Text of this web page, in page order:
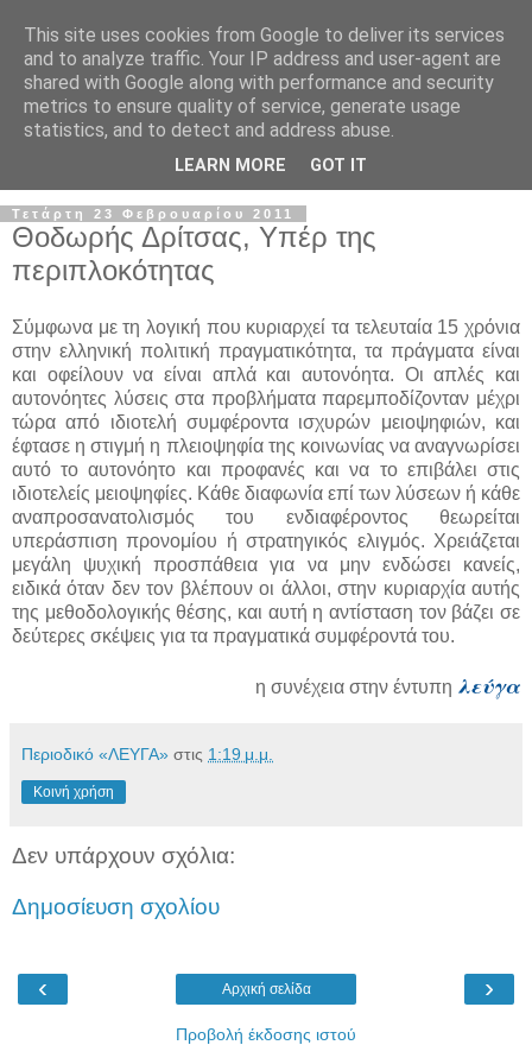
Τετάρτη 23 Φεβρουαρίου 2011
Θοδωρής Δρίτσας, Υπέρ της
περιπλοκότητας
Σύμφωνα με τη λογική που κυριαρχεί τα τελευταία 15 χρόνια
στην ελληνική πολιτική πραγματικότητα, τα πράγματα είναι
και οφείλουν να είναι απλά και αυτονόητα. Οι απλές και
αυτονόητες λύσεις στα προβλήματα παρεμποδίζονταν μέχρι
τώρα από ιδιοτελή συμφέροντα ισχυρών μειοψηφιών, και
έφτασε η στιγμή η πλειοψηφία της κοινωνίας να αναγνωρίσει
αυτό το αυτονόητο και προφανές και να το επιβάλει στις
ιδιοτελείς μειοψηφίες. Κάθε διαφωνία επί των λύσεων ή κάθε
αναπροσανατολισμός του ενδιαφέροντος θεωρείται
υπεράσπιση προνομίου ή στρατηγικός ελιγμός. Χρειάζεται
μεγάλη ψυχική προσπάθεια για να μην ενδώσει κανείς,
ειδικά όταν δεν τον βλέπουν οι άλλοι, στην κυριαρχία αυτής
της μεθοδολογικής θέσης, και αυτή η αντίσταση τον βάζει σε
δεύτερες σκέψεις για τα πραγματικά συμφέροντά του.
η συνέχεια στην έντυπη λεύγα
Περιοδικό «ΛΕΥΓΑ» στις 1:19 μ.μ.
Κοινή χρήση
Δεν υπάρχουν σχόλια:
Δημοσίευση σχολίου
‹ ›
Αρχική σελίδα
Προβολή έκδοσης ιστού
This site uses cookies from Google to deliver its services
and to analyze traffic. Your IP address and user-agent are
shared with Google along with performance and security
metrics to ensure quality of service, generate usage
statistics, and to detect and address abuse.
LEARN MORE GOT IT